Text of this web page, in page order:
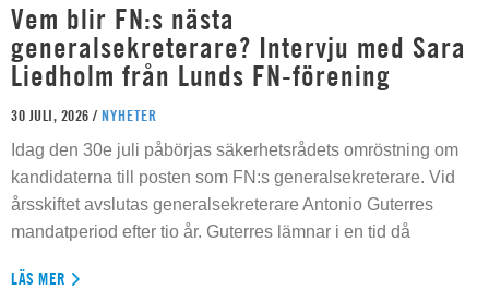
Vem blir FN:s nästa
generalsekreterare? Intervju med Sara
Liedholm från Lunds FN-förening
30 JULI, 2026 / NYHETER
Idag den 30e juli påbörjas säkerhetsrådets omröstning om
kandidaterna till posten som FN:s generalsekreterare. Vid
årsskiftet avslutas generalsekreterare Antonio Guterres
mandatperiod efter tio år. Guterres lämnar i en tid då
LÄS MER